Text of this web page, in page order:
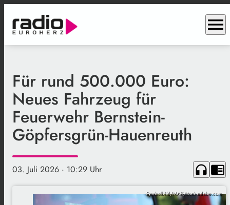
menu
Für rund 500.000 Euro:
Neues Fahrzeug für
Feuerwehr Bernstein-
Göpfersgrün-Hauenreuth
03. Juli 2026 · 10:29 Uhr headphones chrome_reader_mode
Symbolbild/MAK/stock.adobe.com